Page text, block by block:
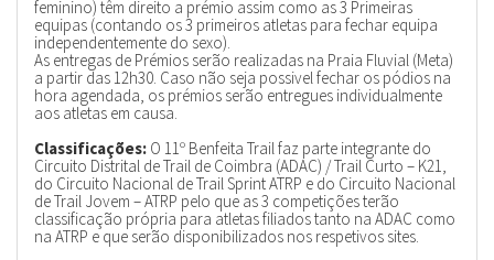
feminino) têm direito a prémio assim como as 3 Primeiras
equipas (contando os 3 primeiros atletas para fechar equipa
independentemente do sexo).
As entregas de Prémios serão realizadas na Praia Fluvial (Meta)
a partir das 12h30. Caso não seja possivel fechar os pódios na
hora agendada, os prémios serão entregues individualmente
aos atletas em causa.
Classificações: O 11º Benfeita Trail faz parte integrante do
Circuito Distrital de Trail de Coimbra (ADAC) / Trail Curto – K21,
do Circuito Nacional de Trail Sprint ATRP e do Circuito Nacional
de Trail Jovem – ATRP pelo que as 3 competições terão
classificação própria para atletas filiados tanto na ADAC como
na ATRP e que serão disponibilizados nos respetivos sites.